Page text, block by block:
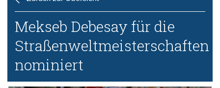
Mekseb Debesay für die
Straßenweltmeisterschaften
nominiert